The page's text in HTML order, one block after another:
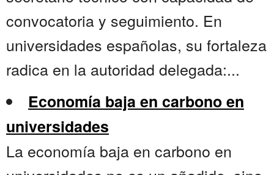
convocatoria y seguimiento. En
universidades españolas, su fortaleza
radica en la autoridad delegada:...
Economía baja en carbono en
universidades
La economía baja en carbono en